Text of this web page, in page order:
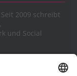
2009 schreibt
und Social